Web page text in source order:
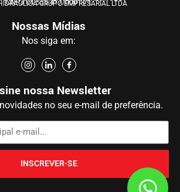
GRUPO EMPRESARIAL LTDA
CNPJ 04.555.417/0001-71
Nossas Mídias
Nos siga em:
nossa Newsletter
no seu e-mail de preferência.
INSCREVER-SE